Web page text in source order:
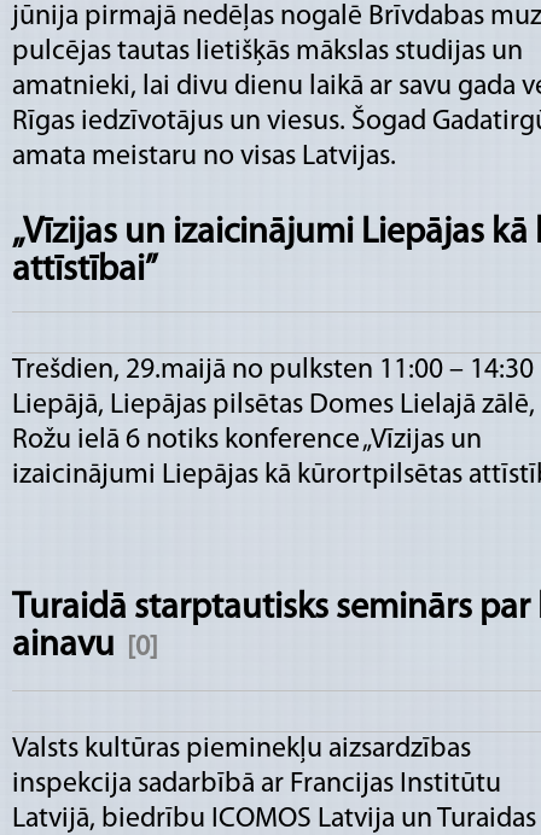
jūnija pirmajā nedēļas nogalē Brīvdabas
pulcējas tautas lietišķās mākslas studijas un
amatnieki, lai divu dienu laikā ar savu gada
Rīgas iedzīvotājus un viesus. Šogad
amata meistaru no visas Latvijas.
„Vīzijas un izaicinājumi Liepājas
attīstībai”
Trešdien, 29.maijā no pulksten 11:00 – 14:30
Liepājā, Liepājas pilsētas Domes Lielajā zālē,
Rožu ielā 6 notiks konference „Vīzijas un
izaicinājumi Liepājas kā kūrortpilsētas
Turaidā starptautisks seminārs
ainavu
[0]
Valsts kultūras pieminekļu aizsardzības
inspekcija sadarbībā ar Francijas Institūtu
Latvijā, biedrību ICOMOS Latvija un Turaidas